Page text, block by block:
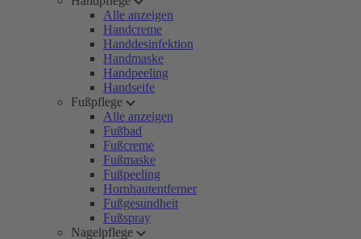
Alle anzeigen
Handcreme
Handdesinfektion
Handmaske
Handpeeling
Handseife
Fußpflege
Alle anzeigen
Fußbad
Fußcreme
Fußmaske
Fußpeeling
Hornhautentferner
Fußgesundheit
Fußspray
Nagelpflege